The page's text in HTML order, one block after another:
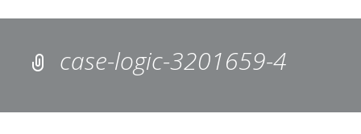
case-logic-3201659-4